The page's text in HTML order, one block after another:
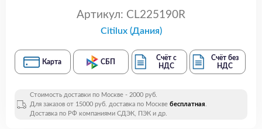
Артикул: CL225190R
Citilux (Дания)
Карта СБП
Счёт с
НДС
Счёт без
НДС
Стоимость доставки по Москве - 2000 руб.
Для заказов от 15000 руб. доставка по Москве бесплатная.
Доставка по РФ компаниями СДЭК, ПЭК и др.